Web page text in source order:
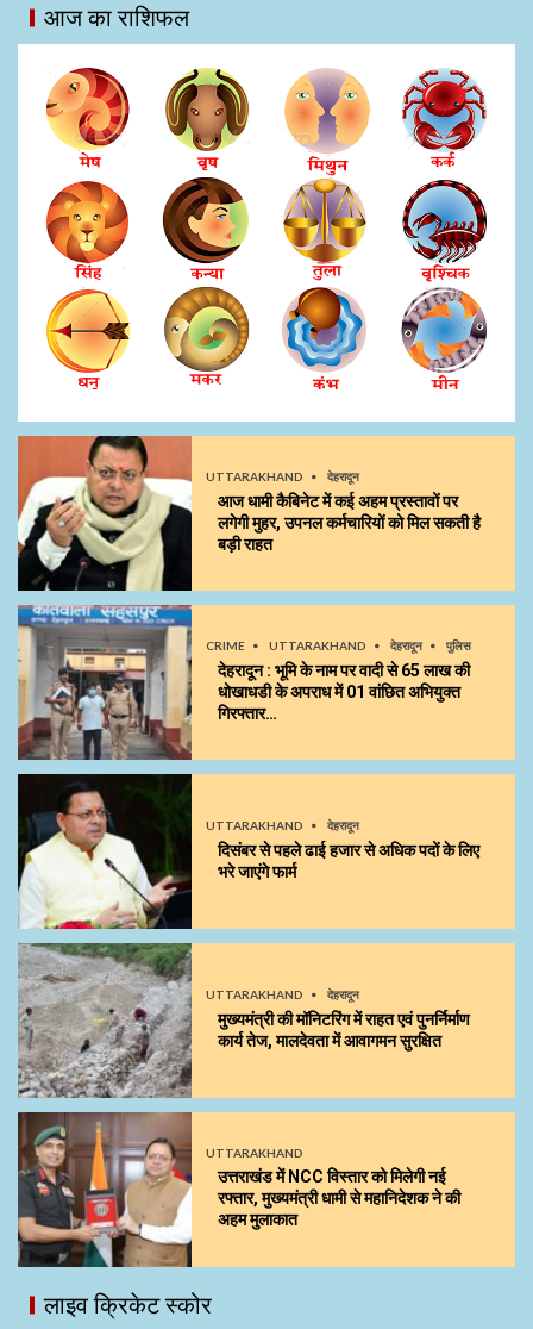
आज का राशिफल
UTTARAKHAND देहरादून
आज धामी कैबिनेट में कई अहम प्रस्तावों पर
लगेगी मुहर, उपनल कर्मचारियों को मिल सकती है
बड़ी राहत
CRIME UTTARAKHAND देहरादून पुलिस
देहरादून : भूमि के नाम पर वादी से 65 लाख की
धोखाधडी के अपराध में 01 वांछित अभियुक्त
गिरफ्तार…
UTTARAKHAND देहरादून
दिसंबर से पहले ढाई हजार से अधिक पदों के लिए
भरे जाएंगे फार्म
UTTARAKHAND देहरादून
मुख्यमंत्री की मॉनिटरिंग में राहत एवं पुनर्निर्माण
कार्य तेज, मालदेवता में आवागमन सुरक्षित
UTTARAKHAND
उत्तराखंड में NCC विस्तार को मिलेगी नई
रफ्तार, मुख्यमंत्री धामी से महानिदेशक ने की
अहम मुलाकात
लाइव क्रिकेट स्कोर